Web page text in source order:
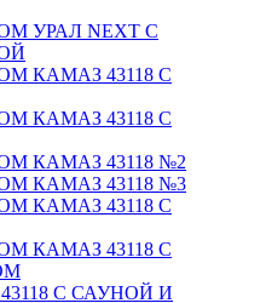
УРАЛ NEXT С
КАМАЗ 43118 С
КАМАЗ 43118 С
КАМАЗ 43118 №2
КАМАЗ 43118 №3
КАМАЗ 43118 С
КАМАЗ 43118 С
С САУНОЙ И